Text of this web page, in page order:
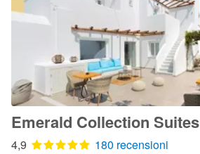
Emerald Collection Suites
4,9
180 recensioni